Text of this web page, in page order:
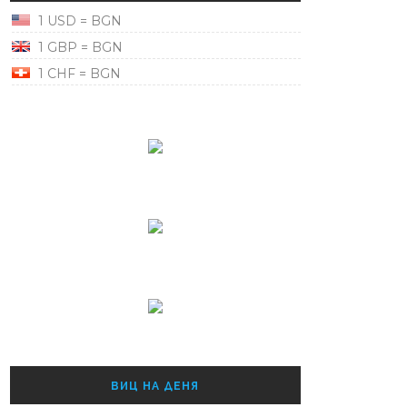
1 USD = BGN
1 GBP = BGN
1 CHF = BGN
ВИЦ НА ДЕНЯ